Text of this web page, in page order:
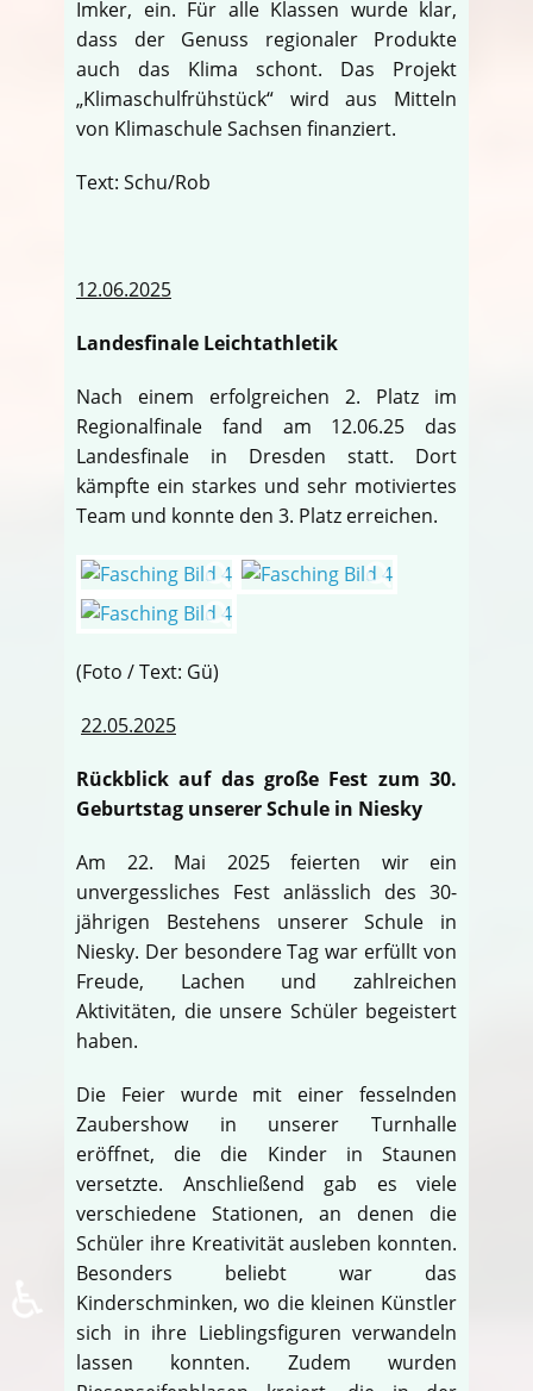
Imker, ein. Für alle Klassen wurde klar,
dass der Genuss regionaler Produkte
auch das Klima schont. Das Projekt
„Klimaschulfrühstück“ wird aus Mitteln
von Klimaschule Sachsen finanziert.
Text: Schu/Rob
12.06.2025
Landesfinale Leichtathletik
Nach einem erfolgreichen 2. Platz im
Regionalfinale fand am 12.06.25 das
Landesfinale in Dresden statt. Dort
kämpfte ein starkes und sehr motiviertes
Team und konnte den 3. Platz erreichen.
(Foto / Text: Gü)
22.05.2025
Rückblick auf das große Fest zum 30.
Geburtstag unserer Schule in Niesky
Am 22. Mai 2025 feierten wir ein
unvergessliches Fest anlässlich des 30-
jährigen Bestehens unserer Schule in
Niesky. Der besondere Tag war erfüllt von
Freude, Lachen und zahlreichen
Aktivitäten, die unsere Schüler begeistert
haben.
Die Feier wurde mit einer fesselnden
Zaubershow in unserer Turnhalle
eröffnet, die die Kinder in Staunen
versetzte. Anschließend gab es viele
verschiedene Stationen, an denen die
Schüler ihre Kreativität ausleben konnten.
Besonders beliebt war das
Kinderschminken, wo die kleinen Künstler
sich in ihre Lieblingsfiguren verwandeln
lassen konnten. Zudem wurden